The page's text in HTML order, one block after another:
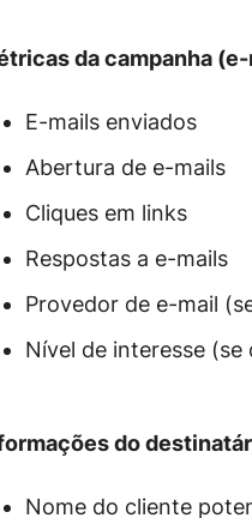
da campanha
E-mails enviados
Abertura de e-mails
Cliques em links
Respostas a e-mails
Provedor de e-mail
Nível de interesse (se
do
Nome do cliente